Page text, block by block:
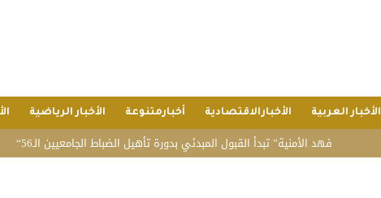
الأخبار العربية الأخبارالاقتصادية أخبارمتنوعة الأخبار الرياضية
“فهد الأمنية” تبدأ القبول المبدئي بدورة تأهيل الضباط الجامعيين الـ56